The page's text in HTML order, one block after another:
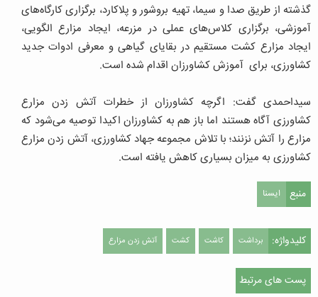
گذشته از طریق صدا و سیما، تهیه بروشور و پلاکارد، برگزاری کارگاه‌های
آموزشی، برگزاری کلاس‌های عملی در مزرعه، ایجاد مزارع الگویی،
ایجاد مزارع کشت مستقیم در بقایای گیاهی و معرفی ادوات جدید
کشاورزی، برای آموزش کشاورزان اقدام شده است.
سیداحمدی گفت: اگرچه کشاورزان از خطرات آتش زدن مزارع
کشاورزی آگاه هستند اما باز هم به کشاورزان اکیدا توصیه می‌شود که
مزارع را آتش نزنند؛ با تلاش مجموعه جهاد کشاورزی، آتش زدن مزارع
کشاورزی به میزان بسیاری کاهش یافته است.
منبع ایسنا
کلیدواژه: برداشت کاشت کشت آتش زدن مزارع
پست های مرتبط